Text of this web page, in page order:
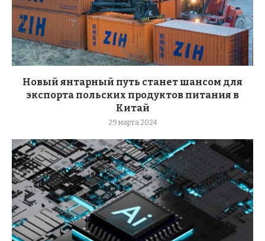
Новый янтарный путь станет шансом для
экспорта польских продуктов питания в
Китай
29 марта 2024